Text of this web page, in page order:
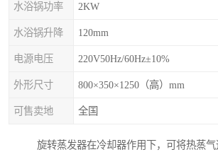
水浴锅功率 2KW
水浴锅升降 120mm
电源电压 220V50Hz/60Hz±10%
外形尺寸 800×350×1250（高）mm
可售卖地 全国
旋转蒸发器在冷却器作用下，可将热蒸气